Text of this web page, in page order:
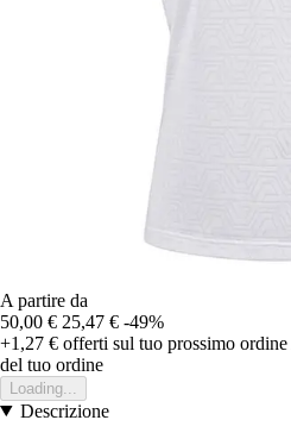
A partire da
50,00 € 25,47 € -49%
+1,27 € offerti sul tuo prossimo ordine
del tuo ordine
Loading...
Descrizione